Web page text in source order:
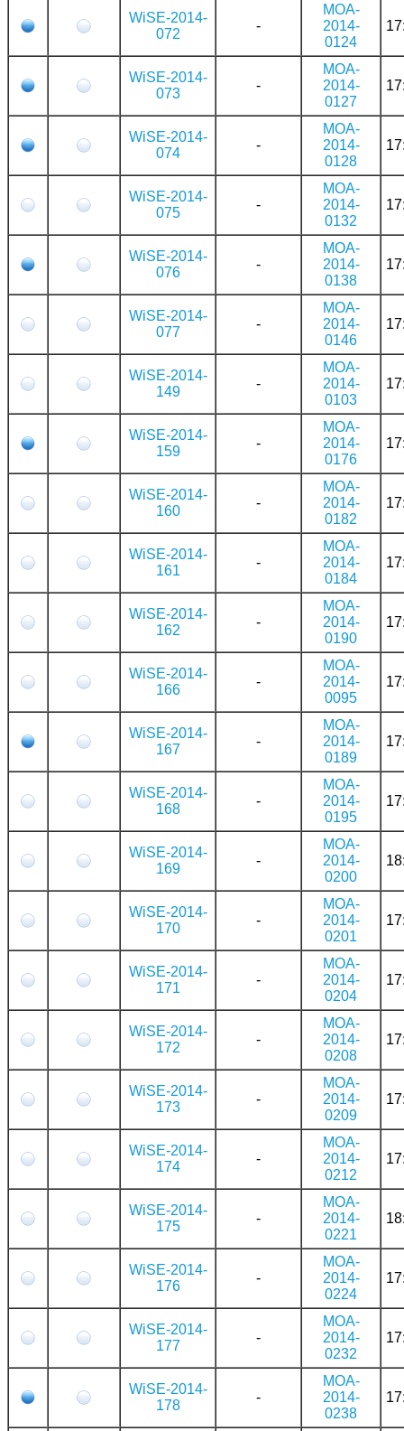
WiSE-2014-
072
-
MOA-
2014-
0124
WiSE-2014-
073
-
MOA-
2014-
0127
WiSE-2014-
074
-
MOA-
2014-
0128
WiSE-2014-
075
-
MOA-
2014-
0132
WiSE-2014-
076
-
MOA-
2014-
0138
WiSE-2014-
077
-
MOA-
2014-
0146
WiSE-2014-
149
-
MOA-
2014-
0103
WiSE-2014-
159
-
MOA-
2014-
0176
WiSE-2014-
160
-
MOA-
2014-
0182
WiSE-2014-
161
-
MOA-
2014-
0184
WiSE-2014-
162
-
MOA-
2014-
0190
WiSE-2014-
166
-
MOA-
2014-
0095
WiSE-2014-
167
-
MOA-
2014-
0189
WiSE-2014-
168
-
MOA-
2014-
0195
WiSE-2014-
169
-
MOA-
2014-
0200
WiSE-2014-
170
-
MOA-
2014-
0201
WiSE-2014-
171
-
MOA-
2014-
0204
WiSE-2014-
172
-
MOA-
2014-
0208
WiSE-2014-
173
-
MOA-
2014-
0209
WiSE-2014-
174
-
MOA-
2014-
0212
WiSE-2014-
175
-
MOA-
2014-
0221
WiSE-2014-
176
-
MOA-
2014-
0224
WiSE-2014-
177
-
MOA-
2014-
0232
WiSE-2014-
178
-
MOA-
2014-
0238